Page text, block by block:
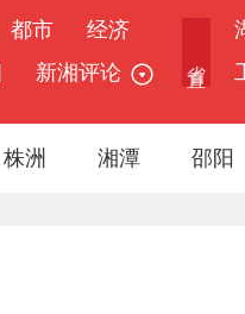
都市
经济
新湘评论
株洲 湘潭 邵阳